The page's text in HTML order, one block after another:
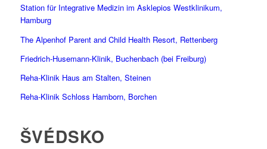
Station für Integrative Medizin im Asklepios Westklinikum,
Hamburg
The Alpenhof Parent and Child Health Resort, Rettenberg
Friedrich-Husemann-Klinik, Buchenbach (bei Freiburg)
Reha-Klinik Haus am Stalten, Steinen
Reha-Klinik Schloss Hamborn, Borchen
ŠVÉDSKO